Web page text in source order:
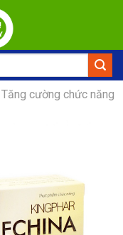
Tăng cường chức năng